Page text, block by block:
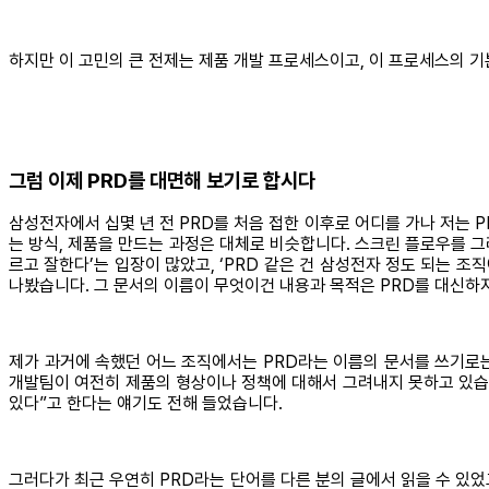
하지만 이 고민의 큰 전제는 제품 개발 프로세스이고, 이 프로세스의
그럼 이제 PRD를 대면해 보기로 합시다
삼성전자에서 십몇 년 전 PRD를 처음 접한 이후로 어디를 가나 저는
는 방식, 제품을 만드는 과정은 대체로 비슷합니다. 스크린 플로우를
르고 잘한다’는 입장이 많았고, ‘PRD 같은 건 삼성전자 정도 되는
나봤습니다. 그 문서의 이름이 무엇이건 내용과 목적은 PRD를 대신하
제가 과거에 속했던 어느 조직에서는 PRD라는 이름의 문서를 쓰기
개발팀이 여전히 제품의 형상이나 정책에 대해서 그려내지 못하고 있
있다”고 한다는 얘기도 전해 들었습니다.
그러다가 최근 우연히 PRD라는 단어를 다른 분의 글에서 읽을 수 있